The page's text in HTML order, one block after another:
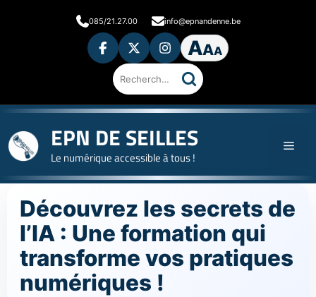
085/21.27.00 info@epnandenne.be
AAA
Ouvrir
les
Rechercher
sur
le
EPN DE SEILLES
Le numérique accessible à tous !
Découvrez les secrets de
l’IA : Une formation qui
transforme vos pratiques
numériques !